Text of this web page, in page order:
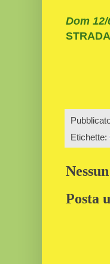
Dom
Etichette:
Posta